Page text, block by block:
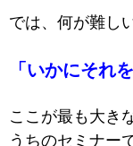
では、何が難し
「いかにそれ
ここが最も大き
うちのセミナー